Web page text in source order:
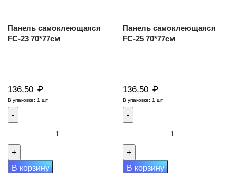
Панель самоклеющаяся
FC-23 70*77см
136,50 ₽
В упаковке: 1 шт
Панель
самоклеющаяся
В корзину
Панель самоклеющаяся
FC-25 70*77см
136,50 ₽
В упаковке: 1 шт
Панель
самоклеющаяся
В корзину